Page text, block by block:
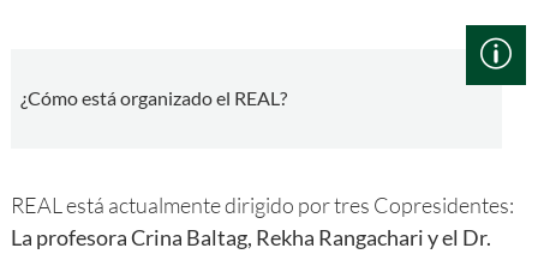
¿Cómo está organizado el REAL?
REAL está actualmente dirigido por tres Copresidentes:
La profesora Crina Baltag, Rekha Rangachari y el Dr.